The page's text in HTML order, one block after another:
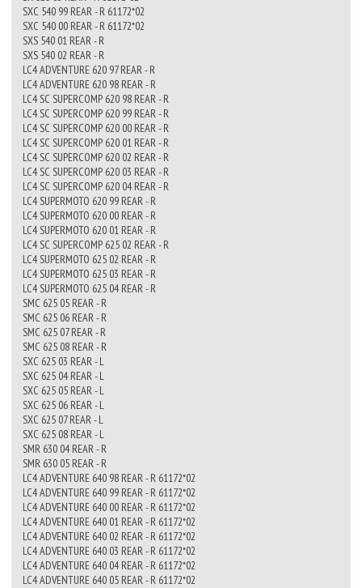
SXC 540 99 REAR - R 61172*02
SXC 540 00 REAR - R 61172*02
SXS 540 01 REAR - R
SXS 540 02 REAR - R
LC4 ADVENTURE 620 97 REAR - R
LC4 ADVENTURE 620 98 REAR - R
LC4 SC SUPERCOMP 620 98 REAR - R
LC4 SC SUPERCOMP 620 99 REAR - R
LC4 SC SUPERCOMP 620 00 REAR - R
LC4 SC SUPERCOMP 620 01 REAR - R
LC4 SC SUPERCOMP 620 02 REAR - R
LC4 SC SUPERCOMP 620 03 REAR - R
LC4 SC SUPERCOMP 620 04 REAR - R
LC4 SUPERMOTO 620 99 REAR - R
LC4 SUPERMOTO 620 00 REAR - R
LC4 SUPERMOTO 620 01 REAR - R
LC4 SC SUPERCOMP 625 02 REAR - R
LC4 SUPERMOTO 625 02 REAR - R
LC4 SUPERMOTO 625 03 REAR - R
LC4 SUPERMOTO 625 04 REAR - R
SMC 625 05 REAR - R
SMC 625 06 REAR - R
SMC 625 07 REAR - R
SMC 625 08 REAR - R
SXC 625 03 REAR - L
SXC 625 04 REAR - L
SXC 625 05 REAR - L
SXC 625 06 REAR - L
SXC 625 07 REAR - L
SXC 625 08 REAR - L
SMR 630 04 REAR - R
SMR 630 05 REAR - R
LC4 ADVENTURE 640 98 REAR - R 61172*02
LC4 ADVENTURE 640 99 REAR - R 61172*02
LC4 ADVENTURE 640 00 REAR - R 61172*02
LC4 ADVENTURE 640 01 REAR - R 61172*02
LC4 ADVENTURE 640 02 REAR - R 61172*02
LC4 ADVENTURE 640 03 REAR - R 61172*02
LC4 ADVENTURE 640 04 REAR - R 61172*02
LC4 ADVENTURE 640 05 REAR - R 61172*02